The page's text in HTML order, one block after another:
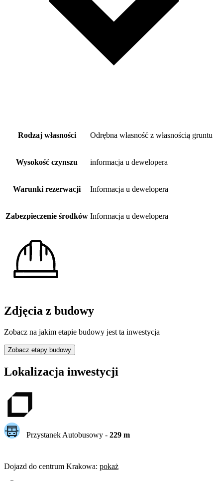
Rodzaj własności Odrębna własność z własnością gruntu
Wysokość czynszu informacja u dewelopera
Warunki rezerwacji Informacja u dewelopera
Zabezpieczenie środków Informacja u dewelopera
Zdjęcia z budowy
Zobacz na jakim etapie budowy jest ta inwestycja
Zobacz etapy budowy
Lokalizacja inwestycji
Przystanek Autobusowy - 229m
Dojazd do centrum Krakowa: pokaż